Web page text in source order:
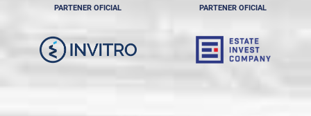
PARTENER OFICIAL PARTENER OFICIAL